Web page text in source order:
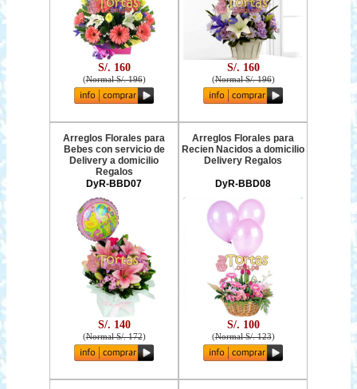
S/. 160
(Normal S/. 196)
S/. 160
(Normal S/. 196)
Arreglos Florales para
Bebes con servicio de
Delivery a domicilio
Regalos
DyR-BBD07
S/. 140
(Normal S/. 172)
Arreglos Florales para
Recien Nacidos a domicilio
Delivery Regalos
DyR-BBD08
S/. 100
(Normal S/. 123)